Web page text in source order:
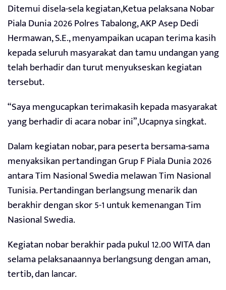
Ditemui disela-sela kegiatan,Ketua pelaksana Nobar
Piala Dunia 2026 Polres Tabalong, AKP Asep Dedi
Hermawan, S.E., menyampaikan ucapan terima kasih
kepada seluruh masyarakat dan tamu undangan yang
telah berhadir dan turut menyukseskan kegiatan
tersebut.
“Saya mengucapkan terimakasih kepada masyarakat
yang berhadir di acara nobar ini”,Ucapnya singkat.
Dalam kegiatan nobar, para peserta bersama-sama
menyaksikan pertandingan Grup F Piala Dunia 2026
antara Tim Nasional Swedia melawan Tim Nasional
Tunisia. Pertandingan berlangsung menarik dan
berakhir dengan skor 5-1 untuk kemenangan Tim
Nasional Swedia.
Kegiatan nobar berakhir pada pukul 12.00 WITA dan
selama pelaksanaannya berlangsung dengan aman,
tertib, dan lancar.